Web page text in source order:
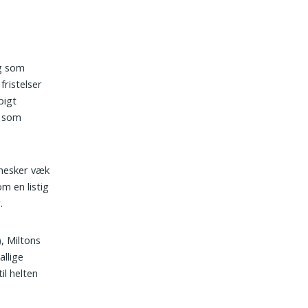
som
væk
en listig
Miltons
helten